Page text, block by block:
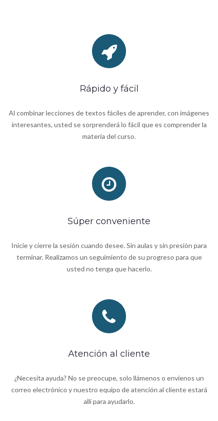
Rápido y fácil
Al combinar lecciones de textos fáciles de aprender, con imágenes
interesantes, usted se sorprenderá lo fácil que es comprender la
materia del curso.
Súper conveniente
Inicie y cierre la sesión cuando desee. Sin aulas y sin presión para
terminar. Realizamos un seguimiento de su progreso para que
usted no tenga que hacerlo.
Atención al cliente
¿Necesita ayuda? No se preocupe, solo llámenos o envíenos un
correo electrónico y nuestro equipo de atención al cliente estará
allí para ayudarlo.